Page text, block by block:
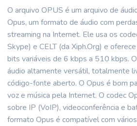
O arquivo OPUS é um arquivo de
Opus, um formato de áudio com
streaming na Internet. Ele usa os
Skype) e CELT (da Xiph.Org) e
bits variáveis de 6 kbps a 510 kbps.
áudio altamente versátil, totalmente
código-fonte aberto. O Opus é bom
voz e música pela Internet. O codec
sobre IP (VoIP), videoconferência e
formato Opus é compatível com